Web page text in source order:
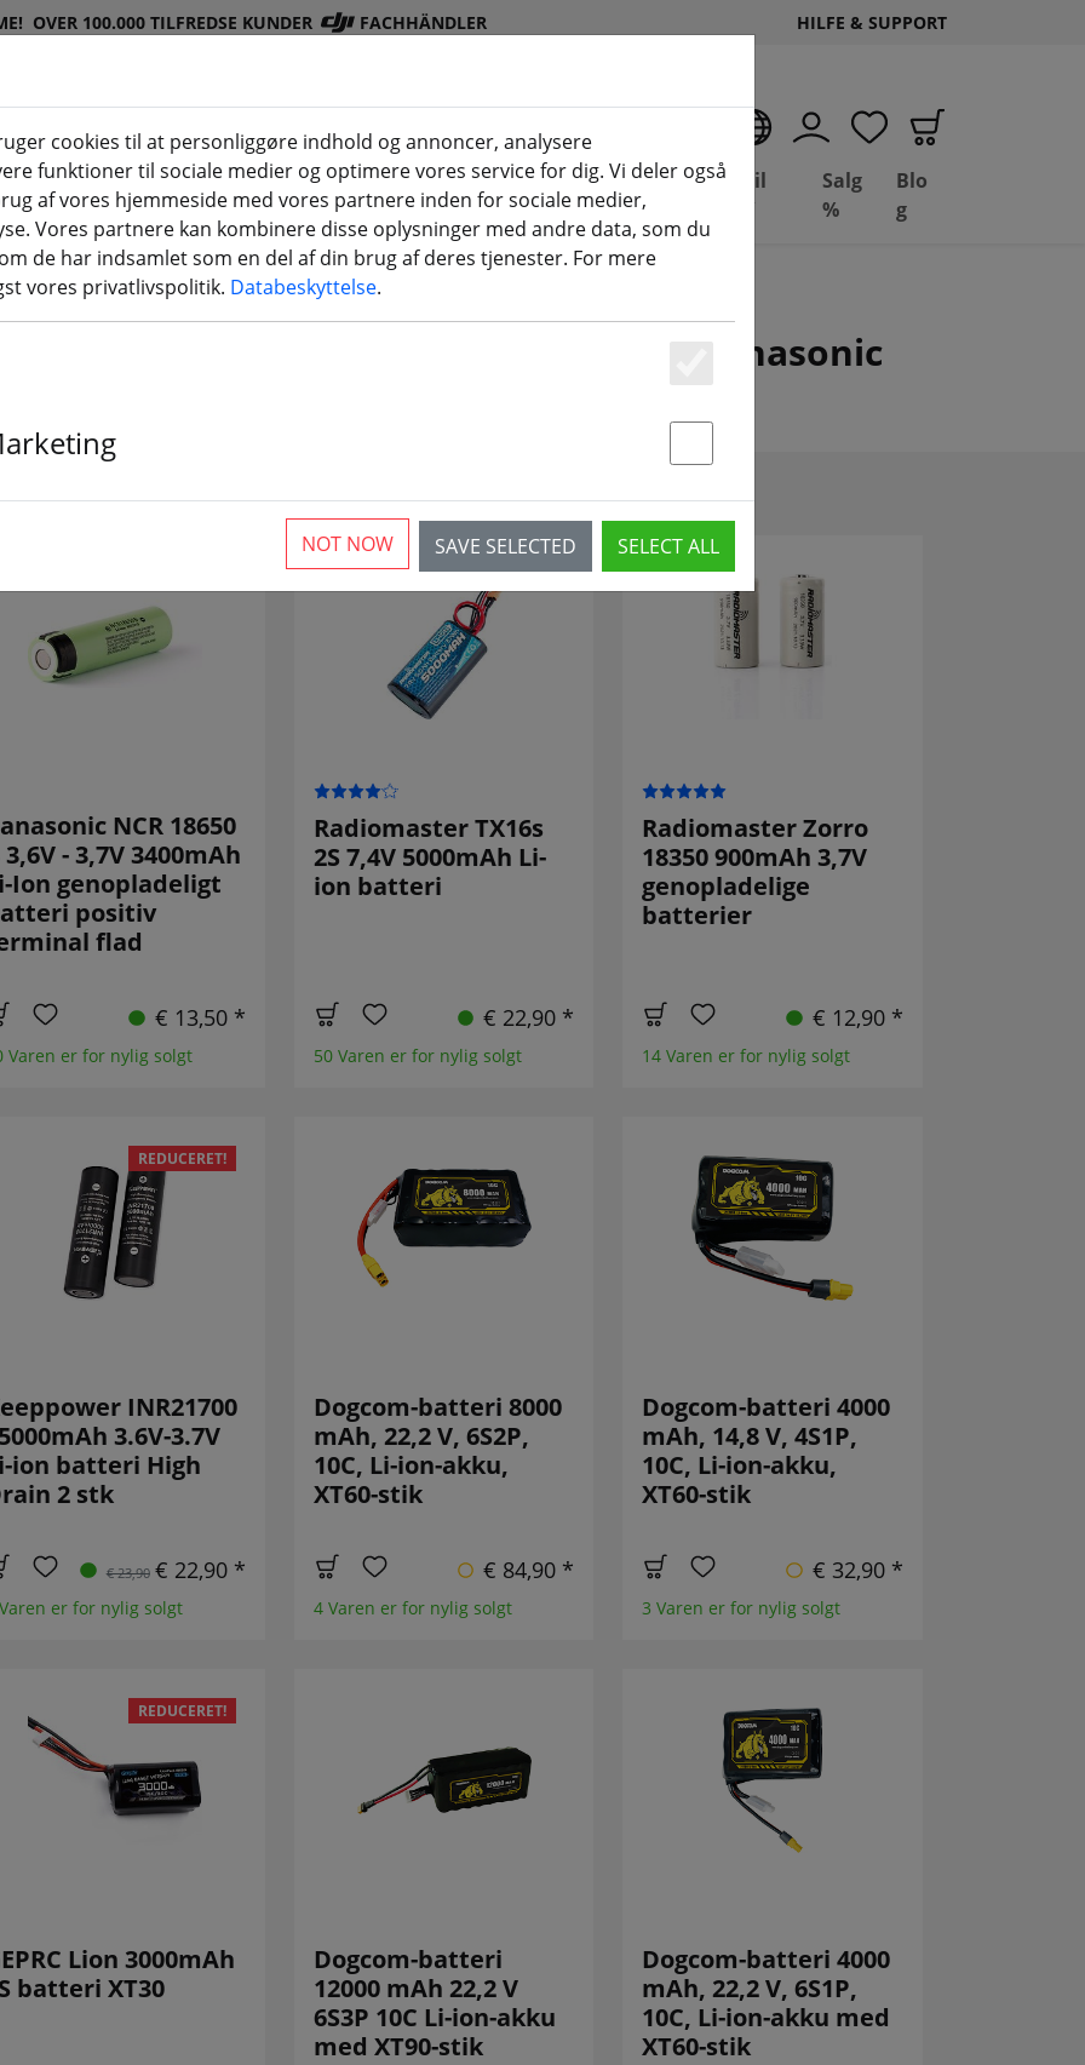
OVER 100.000 TILFREDSE KUNDER FACHHÄNDLER HILFE & SUPPORT
DJI-
butik
Batterie
r(aktuelle Seite)
Prope
l
Tilbehø
r
3D-
printning
Deal
Depot
Basil
Salg
%
Blo
g
ICR NCR-batterier - Samsung & Panasonic
NCR 18650
3,6V - 3,7V 3400mAh
Ion genopladeligt
positiv
flad
€ 13,50 *
Varen er for nylig solgt
Radiomaster TX16s
2S 7,4V 5000mAh Li-
ion batteri
€ 22,90 *
50 Varen er for nylig solgt
Radiomaster Zorro
18350 900mAh 3,7V
genopladelige
batterier
€ 12,90 *
14 Varen er for nylig solgt
REDUCERET!
INR21700
3.6V-3.7V
ion batteri High
2 stk
€ 23,90 € 22,90 *
er for nylig solgt
Dogcom-batteri 8000
mAh, 22,2 V, 6S2P,
10C, Li-ion-akku,
XT60-stik
€ 84,90 *
4 Varen er for nylig solgt
Dogcom-batteri 4000
mAh, 14,8 V, 4S1P,
10C, Li-ion-akku,
XT60-stik
€ 32,90 *
3 Varen er for nylig solgt
REDUCERET!
Lion 3000mAh
batteri XT30
Dogcom-batteri
12000 mAh 22,2 V
6S3P 10C Li-ion-akku
med XT90-stik
Dogcom-batteri 4000
mAh, 22,2 V, 6S1P,
10C, Li-ion-akku med
XT60-stik
cookies til at personliggøre indhold og annoncer, analysere
funktioner til sociale medier og optimere vores service for dig. Vi deler også
af vores hjemmeside med vores partnere inden for sociale medier,
Vores partnere kan kombinere disse oplysninger med andre data, som du
de har indsamlet som en del af din brug af deres tjenester. For mere
vores privatlivspolitik. Databeskyttelse.
SAVE SELECTED SELECT ALL
NOT NOW